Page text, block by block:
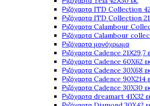
Ριζόχαρτα ITD Collection
Ριζόχαρτα ITD Collection
Ριζόχαρτα Calambour
Ριζόχαρτα Calambour
Ριζόχαρτα μονόχρωμα
Ριζόχαρτα Cadence 21Χ29,7
Ριζόχαρτα Cadence 60X62
Ριζόχαρτα Cadence 30X68
Ριζόχαρτα Cadence 90X214
Ριζόχαρτα Cadence 30X30
Ριζόχαρτα dreamart 41X32